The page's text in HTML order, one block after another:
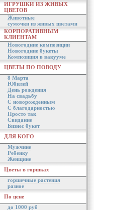
ИГРУШКИ ИЗ ЖИВЫХ
ЦВЕТОВ
Животные
сумочки из живых цветами
КОРПОРАТИВНЫМ
КЛИЕНТАМ
Новогодние композиции
Новогодние букеты
Композиция в вакууме
ЦВЕТЫ ПО ПОВОДУ
8 Марта
Юбилей
День рождения
На свадьбу
С новорожденным
С благодарностью
Просто так
Свидание
Бизнес букет
ДЛЯ КОГО
Мужчине
Ребенку
Женщине
Цветы в горшках
горшечные растения
разное
По цене
до 1000 руб